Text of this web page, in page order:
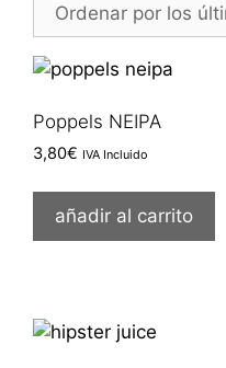
Poppels NEIPA
3,80€ IVA Incluido
añadir al carrito